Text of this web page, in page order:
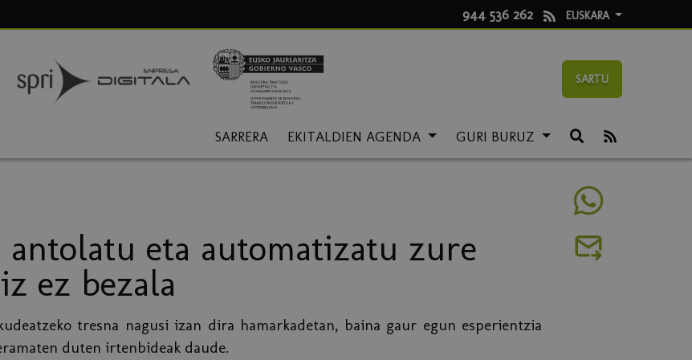
944 536 262 EUSKARA
SARTU
SARRERA EKITALDIEN AGENDA GURI BURUZ
antolatu eta automatizatu zure
ez bezala
tresna nagusi izan dira hamarkadetan, baina gaur egun esperientzia
duten irtenbideak daude.